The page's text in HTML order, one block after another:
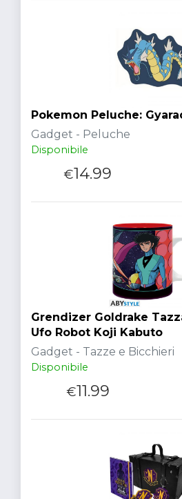
Pokemon Peluche:
Gadget - Peluche
Disponibile
€14.99
Grendizer Goldrake
Ufo Robot Koji Kabuto
Gadget - Tazze e Bicchieri
Disponibile
€11.99